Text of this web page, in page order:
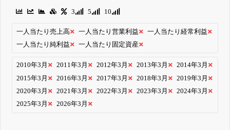
3 5 10
一人当たり売上高 一人当たり営業利益
一人当たり経常利益
一人当たり純利益
一人当たり固定資産
2010年3月 2011年3月 2012年3月 2013年3月
2014年3月
2015年3月
2016年3月 2017年3月 2018年3月
2019年3月
2020年3月
2021年3月 2022年3月 2023年3月
2024年3月
2025年3月
2026年3月